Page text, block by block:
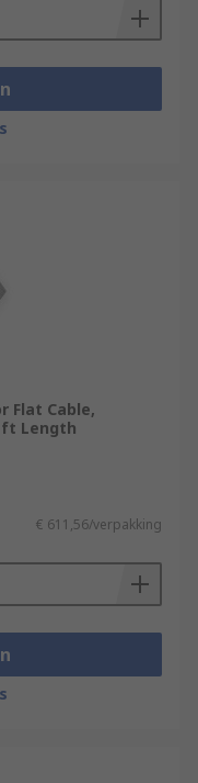
Flat Cable,
ft Length
€ 611,56/verpakking